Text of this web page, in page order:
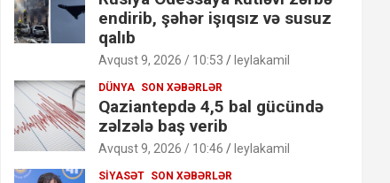
endirib, şəhər işıqsız və susuz
qalıb
Avqust 9, 2026 / 10:53 leylakamil
DÜNYA SON XƏBƏRLƏR
Qaziantepdə 4,5 bal gücündə
zəlzələ baş verib
Avqust 9, 2026 / 10:46 leylakamil
SIYASƏT SON XƏBƏRLƏR